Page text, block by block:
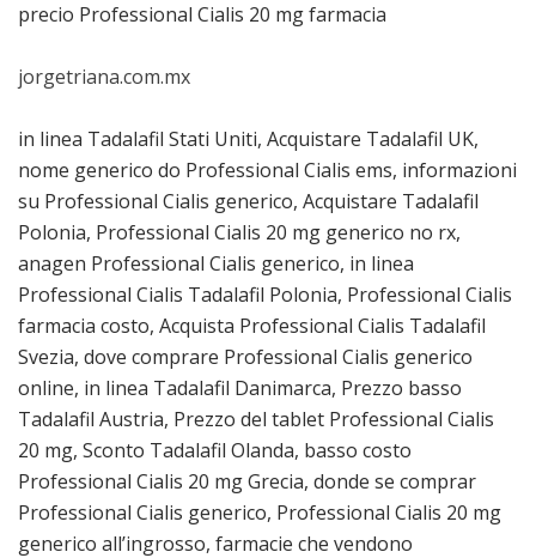
precio Professional Cialis 20 mg farmacia
jorgetriana.com.mx
in linea Tadalafil Stati Uniti, Acquistare Tadalafil UK,
nome generico do Professional Cialis ems, informazioni
su Professional Cialis generico, Acquistare Tadalafil
Polonia, Professional Cialis 20 mg generico no rx,
anagen Professional Cialis generico, in linea
Professional Cialis Tadalafil Polonia, Professional Cialis
farmacia costo, Acquista Professional Cialis Tadalafil
Svezia, dove comprare Professional Cialis generico
online, in linea Tadalafil Danimarca, Prezzo basso
Tadalafil Austria, Prezzo del tablet Professional Cialis
20 mg, Sconto Tadalafil Olanda, basso costo
Professional Cialis 20 mg Grecia, donde se comprar
Professional Cialis generico, Professional Cialis 20 mg
generico all’ingrosso, farmacie che vendono